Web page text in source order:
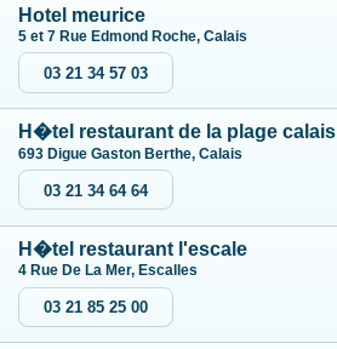
Hotel meurice
5 et 7 Rue Edmond Roche, Calais
03 21 34 57 03
H�tel restaurant de la plage calais
693 Digue Gaston Berthe, Calais
03 21 34 64 64
H�tel restaurant l'escale
4 Rue De La Mer, Escalles
03 21 85 25 00